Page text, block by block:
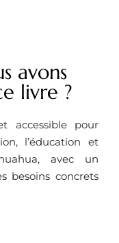
avons
livre ?
accessible pour
l’éducation et
avec un
besoins concrets